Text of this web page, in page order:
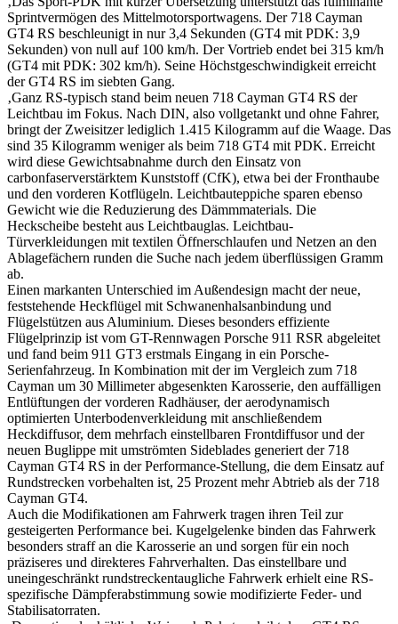
Sprintvermögen des Mittelmotorsportwagens. Der 718 Cayman
GT4 RS beschleunigt in nur 3,4 Sekunden (GT4 mit PDK: 3,9
Sekunden) von null auf 100 km/h. Der Vortrieb endet bei 315 km/h
(GT4 mit PDK: 302 km/h). Seine Höchstgeschwindigkeit erreicht
der GT4 RS im siebten Gang.
‚Ganz RS-typisch stand beim neuen 718 Cayman GT4 RS der
Leichtbau im Fokus. Nach DIN, also vollgetankt und ohne Fahrer,
bringt der Zweisitzer lediglich 1.415 Kilogramm auf die Waage. Das
sind 35 Kilogramm weniger als beim 718 GT4 mit PDK. Erreicht
wird diese Gewichtsabnahme durch den Einsatz von
carbonfaserverstärktem Kunststoff (CfK), etwa bei der Fronthaube
und den vorderen Kotflügeln. Leichtbauteppiche sparen ebenso
Gewicht wie die Reduzierung des Dämmmaterials. Die
Heckscheibe besteht aus Leichtbauglas. Leichtbau-
Türverkleidungen mit textilen Öffnerschlaufen und Netzen an den
Ablagefächern runden die Suche nach jedem überflüssigen Gramm
ab.
Einen markanten Unterschied im Außendesign macht der neue,
feststehende Heckflügel mit Schwanenhalsanbindung und
Flügelstützen aus Aluminium. Dieses besonders effiziente
Flügelprinzip ist vom GT-Rennwagen Porsche 911 RSR abgeleitet
und fand beim 911 GT3 erstmals Eingang in ein Porsche-
Serienfahrzeug. In Kombination mit der im Vergleich zum 718
Cayman um 30 Millimeter abgesenkten Karosserie, den auffälligen
Entlüftungen der vorderen Radhäuser, der aerodynamisch
optimierten Unterbodenverkleidung mit anschließendem
Heckdiffusor, dem mehrfach einstellbaren Frontdiffusor und der
neuen Buglippe mit umströmten Sideblades generiert der 718
Cayman GT4 RS in der Performance-Stellung, die dem Einsatz auf
Rundstrecken vorbehalten ist, 25 Prozent mehr Abtrieb als der 718
Cayman GT4.
Auch die Modifikationen am Fahrwerk tragen ihren Teil zur
gesteigerten Performance bei. Kugelgelenke binden das Fahrwerk
besonders straff an die Karosserie an und sorgen für ein noch
präziseres und direkteres Fahrverhalten. Das einstellbare und
uneingeschränkt rundstreckentaugliche Fahrwerk erhielt eine RS-
spezifische Dämpferabstimmung sowie modifizierte Feder- und
Stabilisatorraten.